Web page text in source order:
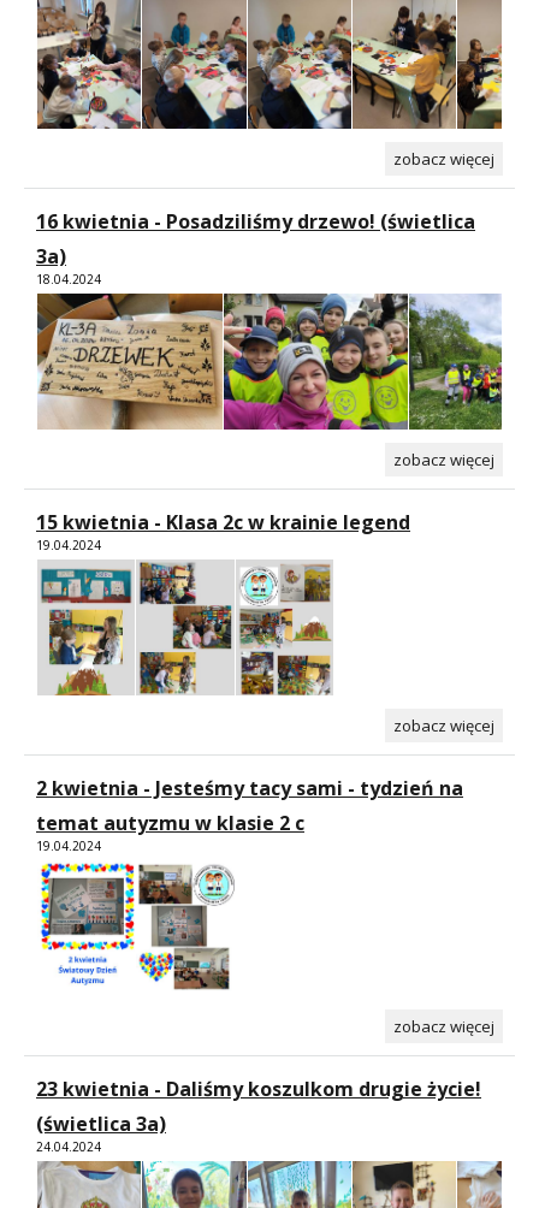
zobacz więcej
16 kwietnia - Posadziliśmy drzewo! (świetlica
3a)
18.04.2024
zobacz więcej
15 kwietnia - Klasa 2c w krainie legend
19.04.2024
zobacz więcej
2 kwietnia - Jesteśmy tacy sami - tydzień na
temat autyzmu w klasie 2 c
19.04.2024
zobacz więcej
23 kwietnia - Daliśmy koszulkom drugie życie!
(świetlica 3a)
24.04.2024